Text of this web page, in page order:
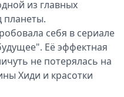
из главных
планеты.
себя в сериале
Её эффектная
не потерялась на
Хиди и красотки